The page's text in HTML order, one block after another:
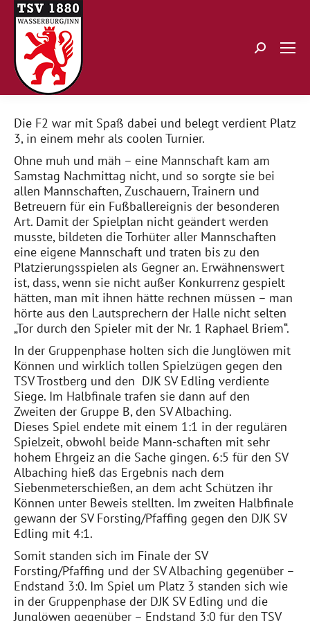
Search:
Die F2 war mit Spaß dabei und belegt verdient Platz
3, in einem mehr als coolen Turnier.
Ohne muh und mäh – eine Mannschaft kam am
Samstag Nachmittag nicht, und so sorgte sie bei
allen Mannschaften, Zuschauern, Trainern und
Betreuern für ein Fußballereignis der besonderen
Art. Damit der Spielplan nicht geändert werden
musste, bildeten die Torhüter aller Mannschaften
eine eigene Mannschaft und traten bis zu den
Platzierungsspielen als Gegner an. Erwähnenswert
ist, dass, wenn sie nicht außer Konkurrenz gespielt
hätten, man mit ihnen hätte rechnen müssen – man
hörte aus den Lautsprechern der Halle nicht selten
„Tor durch den Spieler mit der Nr. 1 Raphael Briem“.
In der Gruppenphase holten sich die Junglöwen mit
Können und wirklich tollen Spielzügen gegen den
TSV Trostberg und den DJK SV Edling verdiente
Siege. Im Halbfinale trafen sie dann auf den
Zweiten der Gruppe B, den SV Albaching.
Dieses Spiel endete mit einem 1:1 in der regulären
Spielzeit, obwohl beide Mann-schaften mit sehr
hohem Ehrgeiz an die Sache gingen. 6:5 für den SV
Albaching hieß das Ergebnis nach dem
Siebenmeterschießen, an dem acht Schützen ihr
Können unter Beweis stellten. Im zweiten Halbfinale
gewann der SV Forsting/Pfaffing gegen den DJK SV
Edling mit 4:1.
Somit standen sich im Finale der SV
Forsting/Pfaffing und der SV Albaching gegenüber –
Endstand 3:0. Im Spiel um Platz 3 standen sich wie
in der Gruppenphase der DJK SV Edling und die
Junglöwen gegenüber – Endstand 3:0 für den TSV